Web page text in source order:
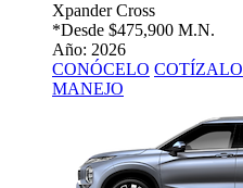
Xpander Cross
*Desde $475,900 M.N.
Año: 2026
CONÓCELO COTÍZALO
MANEJO